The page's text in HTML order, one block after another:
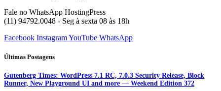
Fale no WhatsApp HostingPress
(11) 94792.0048 - Seg à sexta 08 às 18h
Facebook InstagramYouTube WhatsApp
Últimas Postagens
Gutenberg Times: WordPress 7.1 RC, 7.0.3 Security Release, Block
Runner, New Playground UI and more — Weekend Edition 372